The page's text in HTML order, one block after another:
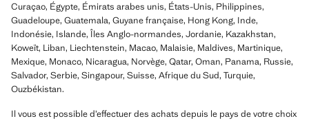
Curaçao, Égypte, Émirats arabes unis, États-Unis, Philippines,
Guadeloupe, Guatemala, Guyane française, Hong Kong, Inde,
Indonésie, Islande, Îles Anglo-normandes, Jordanie, Kazakhstan,
Koweït, Liban, Liechtenstein, Macao, Malaisie, Maldives, Martinique,
Mexique, Monaco, Nicaragua, Norvège, Qatar, Oman, Panama, Russie,
Salvador, Serbie, Singapour, Suisse, Afrique du Sud, Turquie,
Ouzbékistan.
Il vous est possible d’effectuer des achats depuis le pays de votre choix